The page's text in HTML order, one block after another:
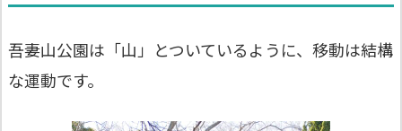
吾妻山公園は「山」とついているように、移動は結構
な運動です。